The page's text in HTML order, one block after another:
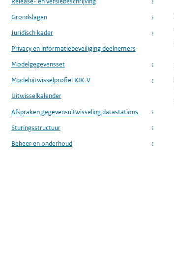
...
Grondslagen ...
Juridisch kader ...
Privacy en informatiebeveiliging deelnemers
Modelgegevensset
...
Modeluitwisselprofiel KIK-V ...
Uitwisselkalender
Afspraken gegevensuitwisseling datastations
...
Sturingsstructuur ...
Beheer en onderhoud ...